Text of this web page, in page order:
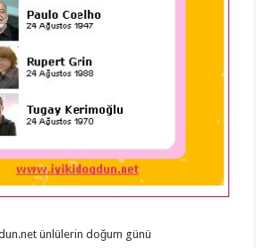
ünlülerin doğum günü